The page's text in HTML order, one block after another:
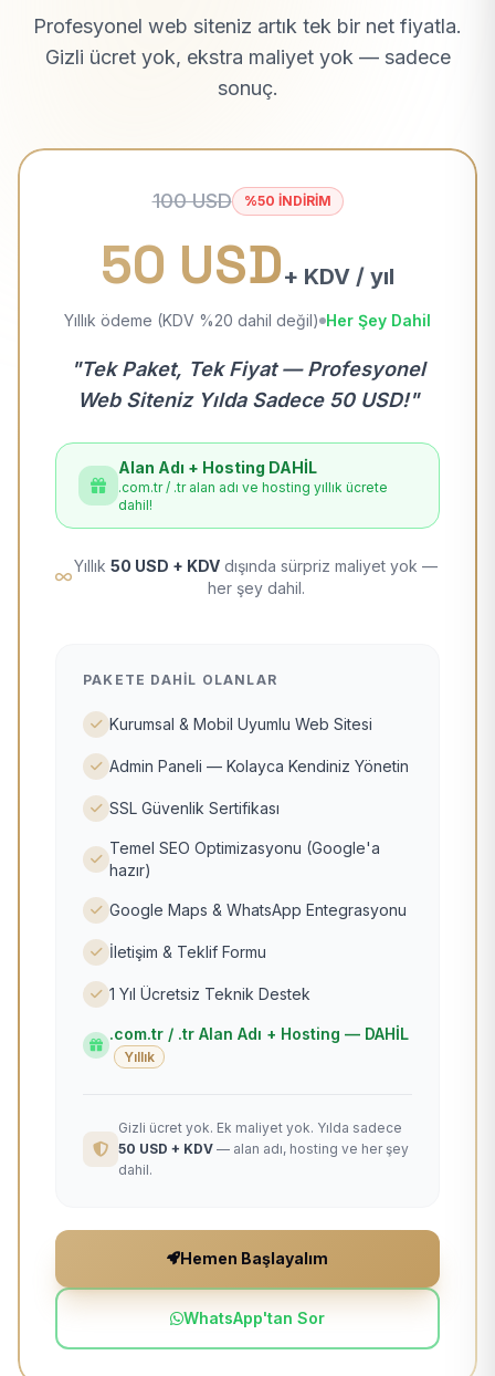
Profesyonel web siteniz artık tek bir net fiyatla.
Gizli ücret yok, ekstra maliyet yok — sadece
sonuç.
100 USD %50 İNDİRİM
50 USD+ KDV / yıl
Yıllık ödeme (KDV %20 dahil değil) Her Şey Dahil
"Tek Paket, Tek Fiyat — Profesyonel
Web Siteniz Yılda Sadece 50 USD!"
Alan Adı + Hosting DAHİL
.com.tr / .tr alan adı ve hosting yıllık ücrete
dahil!
Yıllık 50 USD + KDV dışında sürpriz maliyet yok —
her şey dahil.
PAKETE DAHIL OLANLAR
Kurumsal & Mobil Uyumlu Web Sitesi
Admin Paneli — Kolayca Kendiniz Yönetin
SSL Güvenlik Sertifikası
Temel SEO Optimizasyonu (Google'a
hazır)
Google Maps & WhatsApp Entegrasyonu
İletişim & Teklif Formu
1 Yıl Ücretsiz Teknik Destek
.com.tr / .tr Alan Adı + Hosting — DAHİL
Yıllık
Gizli ücret yok. Ek maliyet yok. Yılda sadece
50 USD + KDV — alan adı, hosting ve her şey
dahil.
Hemen Başlayalım
WhatsApp'tan Sor